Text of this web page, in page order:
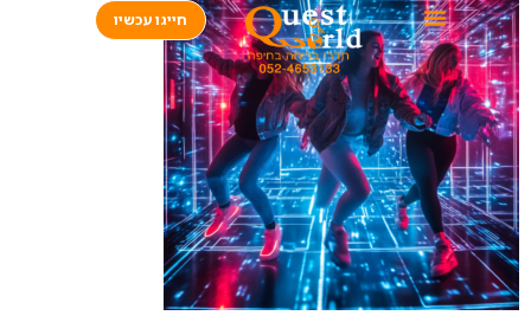
חייגו עכשיו